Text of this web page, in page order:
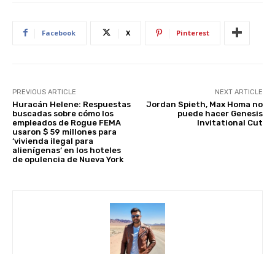
p
Facebook X Pinterest
PREVIOUS ARTICLE
Huracán Helene: Respuestas
buscadas sobre cómo los
empleados de Rogue FEMA
usaron $ 59 millones para
‘vivienda ilegal para
alienígenas’ en los hoteles
de opulencia de Nueva York
NEXT ARTICLE
Jordan Spieth, Max Homa no
puede hacer Genesis
Invitational Cut